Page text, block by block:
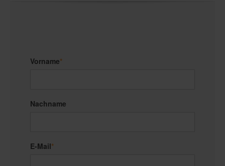
Vorname*
Nachname
E-Mail*